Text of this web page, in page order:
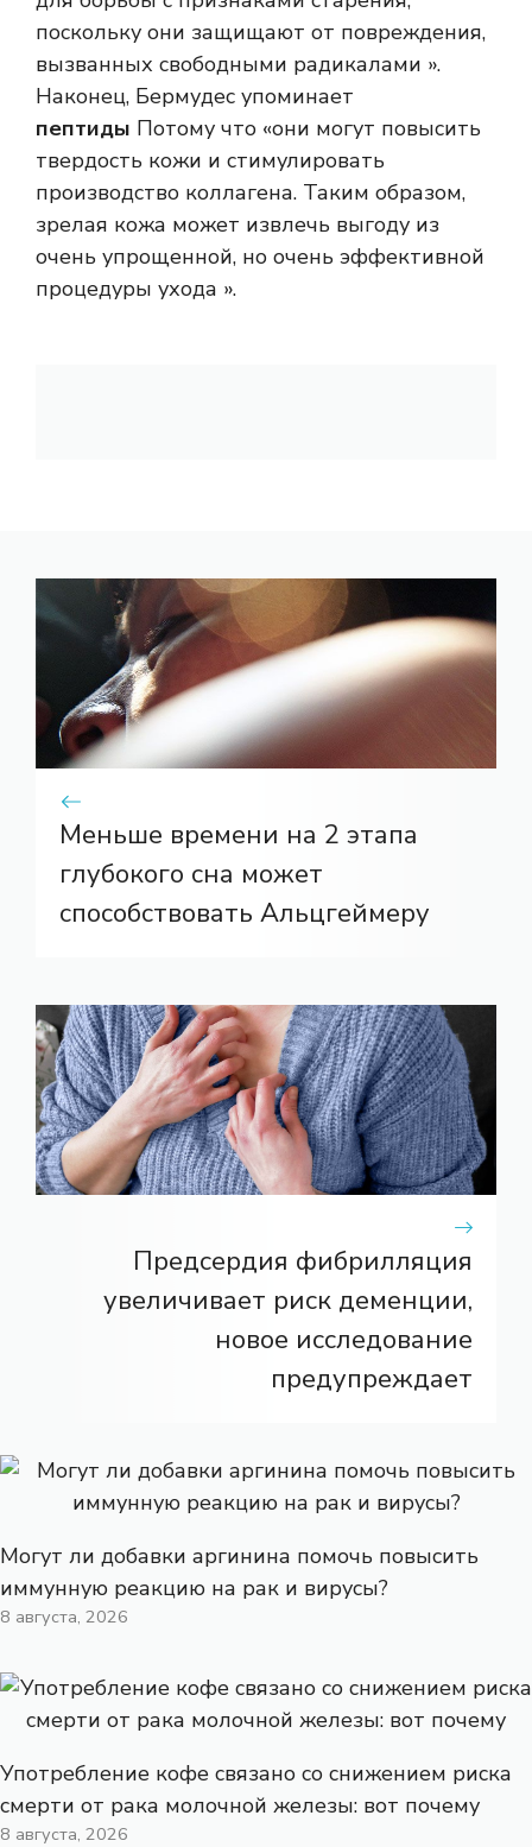
поскольку они защищают от повреждения,
вызванных свободными радикалами ».
Наконец, Бермудес упоминает
пептиды Потому что «они могут повысить
твердость кожи и стимулировать
производство коллагена. Таким образом,
зрелая кожа может извлечь выгоду из
очень упрощенной, но очень эффективной
процедуры ухода ».
Меньше времени на 2 этапа
глубокого сна может
способствовать Альцгеймеру
Предсердия фибрилляция
увеличивает риск деменции,
новое исследование
предупреждает
Могут ли добавки аргинина помочь повысить
иммунную реакцию на рак и вирусы?
8 августа, 2026
Употребление кофе связано со снижением риска
смерти от рака молочной железы: вот почему
8 августа, 2026